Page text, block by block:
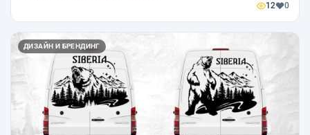
12 0
ДИЗАЙН И БРЕНДИНГ